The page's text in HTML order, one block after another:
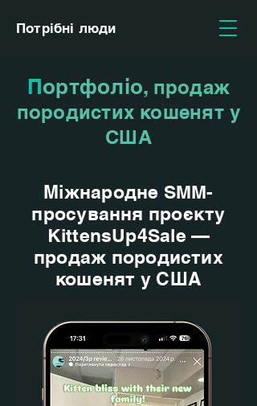
Потрібні люди
Портфоліо, продаж
породистих кошенят у
США
Міжнародне SMM-
просування проєкту
KittensUp4Sale —
продаж породистих
кошенят у США